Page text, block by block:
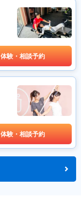
体験・相談予約
体験・相談予約